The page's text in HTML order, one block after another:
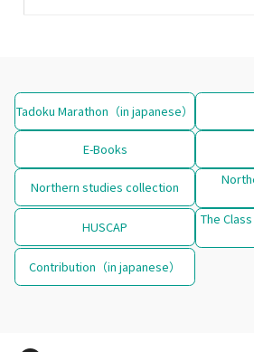
Tadoku Marathon（in japanese）
E-Books
Northern studies collection
HUSCAP
The
Contribution（in japanese）